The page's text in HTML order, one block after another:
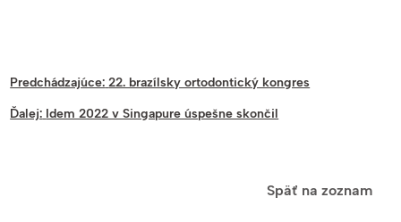
Predchádzajúce: 22. brazílsky ortodontický kongres
Ďalej: Idem 2022 v Singapure úspešne skončil
Späť na zoznam